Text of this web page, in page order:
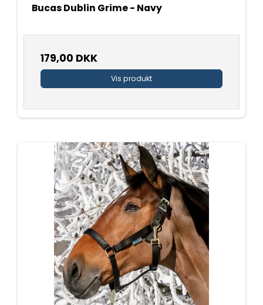
Bucas Dublin Grime - Navy
179,00 DKK
Vis produkt